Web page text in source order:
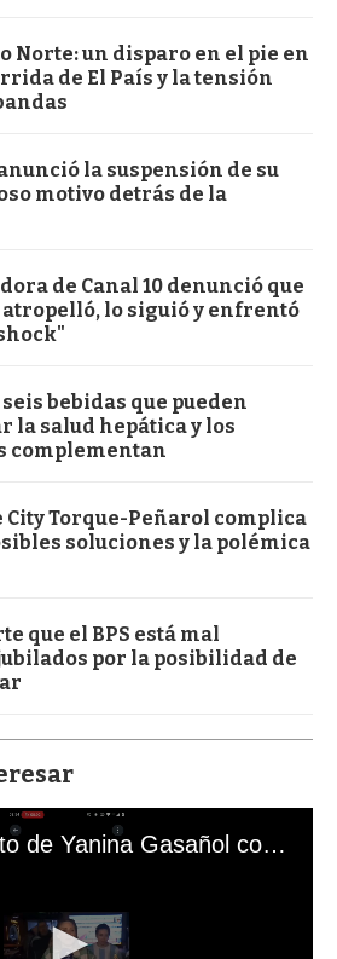
Norte: un disparo en el pie en
de El País y la tensión
la suspensión de su
motivo detrás de la
de Canal 10 denunció que
lo siguió y enfrentó
bebidas que pueden
la salud hepática y los
complementan
City Torque-Peñarol complica
soluciones y la polémica
que el BPS está mal
por la posibilidad de
El mal momento de Yanina Gasañol con un hincha argentino en "Subrayado"